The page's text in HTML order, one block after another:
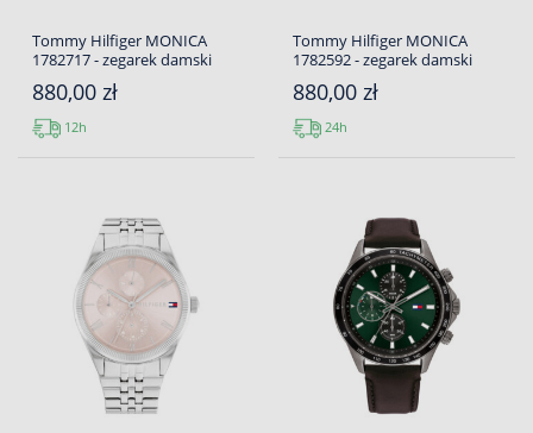
Tommy Hilfiger MONICA
1782717 - zegarek damski
880,00 zł
12h
Tommy Hilfiger MONICA
1782592 - zegarek damski
880,00 zł
24h